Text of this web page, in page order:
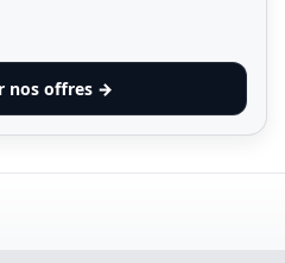
nos offres →